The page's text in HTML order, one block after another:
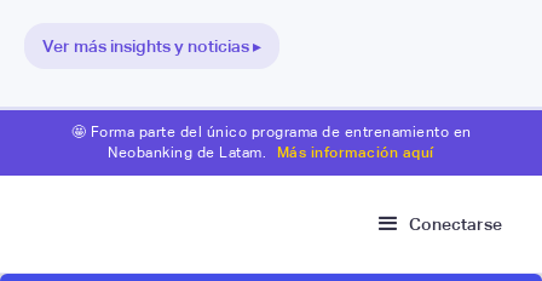
Ver más insights y noticias ▸
🤩 Forma parte del único programa de entrenamiento en
Neobanking de Latam.
Más información aquí
Conectarse